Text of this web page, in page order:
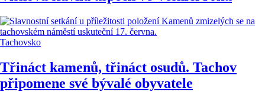
Tachovsko
Třináct kamenů, třináct osudů. Tachov
připomene své bývalé obyvatele